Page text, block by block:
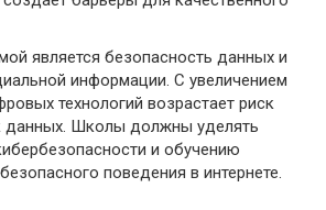
является безопасность данных и
информации. С увеличением
технологий возрастает риск
данных. Школы должны уделять
и обучению
поведения в интернете.